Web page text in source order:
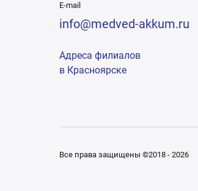
E-mail
info@medved-akkum.ru
Адреса филиалов
в Красноярске
Все права защищены ©2018 - 2026